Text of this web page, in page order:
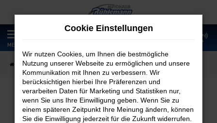
Zum
Hauptinhalt
springen
MENÜ
Startseite Fahrzeugangebote Fahrzeugmarkt
Fahrzeugmarkt
Cookie Einstellungen
Wir nutzen Cookies, um Ihnen die bestmögliche
Nutzung unserer Webseite zu ermöglichen und unsere
Kommunikation mit Ihnen zu verbessern. Wir
berücksichtigen hierbei Ihre Präferenzen und
verarbeiten Daten für Marketing und Statistiken nur,
wenn Sie uns Ihre Einwilligung geben. Wenn Sie zu
einem späteren Zeitpunkt Ihre Meinung ändern, können
Sie die Einwilligung jederzeit für die Zukunft widerrufen.